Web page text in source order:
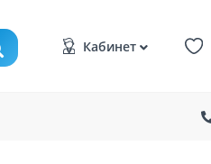
Кабинет